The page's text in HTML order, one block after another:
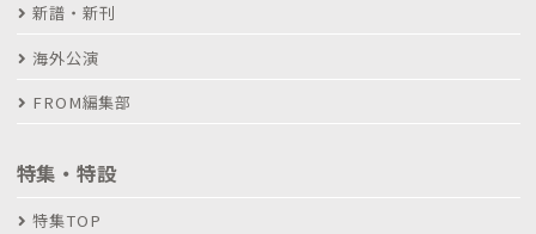
新譜・新刊
海外公演
FROM編集部
特集・特設
特集TOP